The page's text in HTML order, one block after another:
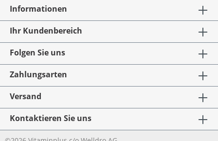
Informationen
Ihr Kundenbereich
Folgen Sie uns
Zahlungsarten
Versand
Kontaktieren Sie uns